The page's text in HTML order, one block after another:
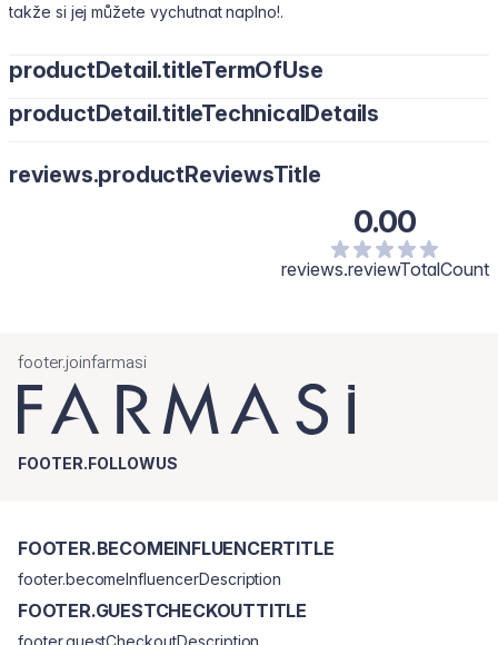
takže si jej můžete vychutnat naplno!.
productDetail.titleTermOfUse
productDetail.titleTechnicalDetails
reviews.productReviewsTitle
0.00
reviews.reviewTotalCount
footer.joinfarmasi
FOOTER.FOLLOWUS
FOOTER.BECOMEINFLUENCERTITLE
footer.becomeInfluencerDescription
FOOTER.GUESTCHECKOUTTITLE
footer.guestCheckoutDescription